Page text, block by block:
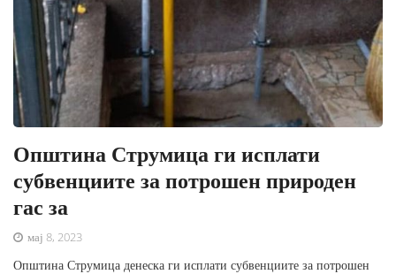
Општина Струмица ги исплати
субвенциите за потрошен природен
гас за
мај 8, 2023
Општина Струмица денеска ги исплати субвенциите за потрошен